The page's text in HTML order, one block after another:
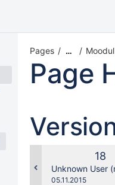
Pages …
Page
Old
18
Unknown User
Saved
05.11.2015